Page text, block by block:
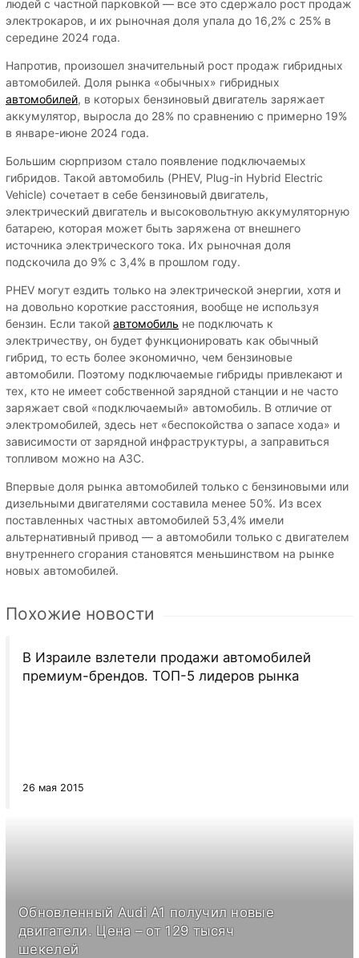
людей с частной парковкой — все это сдержало рост продаж
электрокаров, и их рыночная доля упала до 16,2% с 25% в
середине 2024 года.
Напротив, произошел значительный рост продаж гибридных
автомобилей. Доля рынка «обычных» гибридных
автомобилей, в которых бензиновый двигатель заряжает
аккумулятор, выросла до 28% по сравнению с примерно 19%
в январе-июне 2024 года.
Большим сюрпризом стало появление подключаемых
гибридов. Такой автомобиль (PHEV, Plug-in Hybrid Electric
Vehicle) сочетает в себе бензиновый двигатель,
электрический двигатель и высоковольтную аккумуляторную
батарею, которая может быть заряжена от внешнего
источника электрического тока. Их рыночная доля
подскочила до 9% с 3,4% в прошлом году.
PHEV могут ездить только на электрической энергии, хотя и
на довольно короткие расстояния, вообще не используя
бензин. Если такой автомобиль не подключать к
электричеству, он будет функционировать как обычный
гибрид, то есть более экономично, чем бензиновые
автомобили. Поэтому подключаемые гибриды привлекают и
тех, кто не имеет собственной зарядной станции и не часто
заряжает свой «подключаемый» автомобиль. В отличие от
электромобилей, здесь нет «беспокойства о запасе хода» и
зависимости от зарядной инфраструктуры, а заправиться
топливом можно на АЗС.
Впервые доля рынка автомобилей только с бензиновыми или
дизельными двигателями составила менее 50%. Из всех
поставленных частных автомобилей 53,4% имели
альтернативный привод — а автомобили только с двигателем
внутреннего сгорания становятся меньшинством на рынке
новых автомобилей.
Похожие новости
В Израиле взлетели продажи автомобилей
премиум-брендов. ТОП-5 лидеров рынка
26 мая 2015
Обновленный Audi A1 получил новые
двигатели. Цена – от 129 тысяч
шекелей